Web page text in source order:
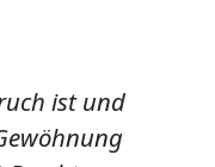
ist und